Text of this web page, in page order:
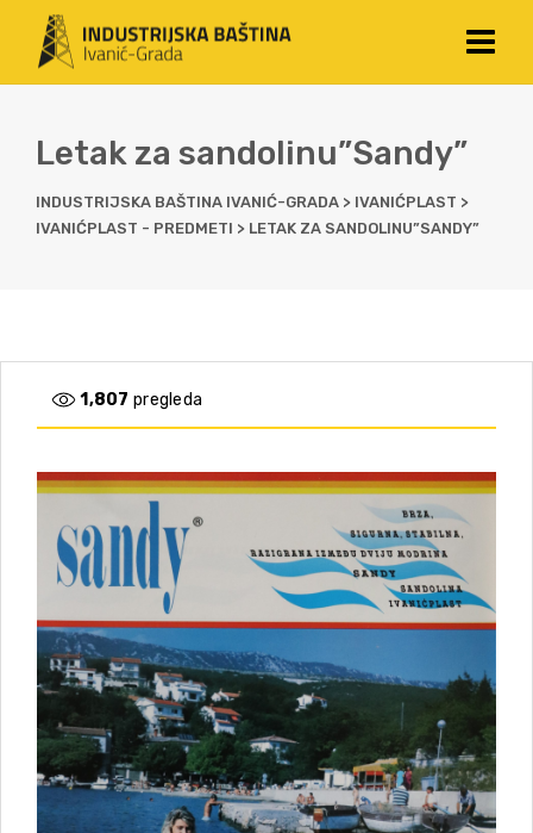
Letak za sandolinu”Sandy”
INDUSTRIJSKA BAŠTINA IVANIĆ-GRADA > IVANIĆPLAST >
IVANIĆPLAST - PREDMETI > LETAK ZA SANDOLINU”SANDY”
1,807 pregleda